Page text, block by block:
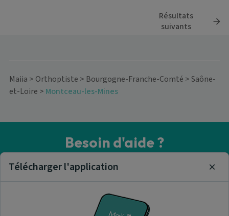
Résultats
suivants
Maiia > Orthoptiste > Bourgogne-Franche-Comté >Saône-
et-Loire > Montceau-les-Mines
Besoin d'aide ?
Visitez notre centre de support ou contactez-nous !
Télécharger l'application